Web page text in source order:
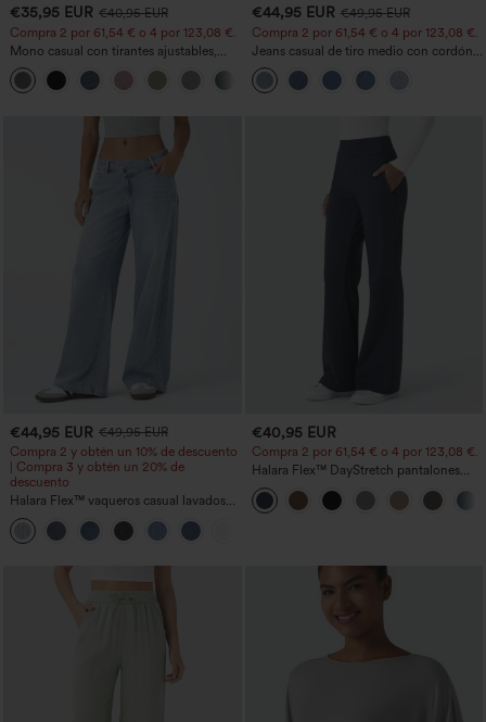
€35,95 EUR €40,95 EUR
Compra 2 por 61,54 € o 4 por 123,08 €.
Mono casual con tirantes ajustables,
fruncidos, pierna ancha, tejido jaspeado
y bolsillos - Easy Peezy
+10
€44,95 EUR €49,95 EUR
Compra 2 por 61,54 € o 4 por 123,08 €.
Jeans casual de tiro medio con cordón y
bolsillos
€44,95 EUR €49,95 EUR
Compra 2 y obtén un 10% de descuento
| Compra 3 y obtén un 20% de
descuento
Halara Flex™ vaqueros casual lavados
asimétricos de tiro bajo con bolsillos
con cremallera, corte baggy y pierna
ancha
€40,95 EUR
Compra 2 por 61,54 € o 4 por 123,08 €.
Halara Flex™ DayStretch pantalones
acampanados de trabajo de tiro medio
con bolsillo lateral con cremallera